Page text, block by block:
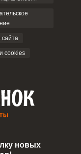
сайта
cookies
новых